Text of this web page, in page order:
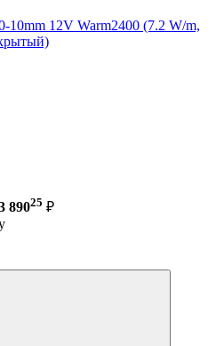
10mm 12V Warm2400 (7.2 W/m,
89025 ₽